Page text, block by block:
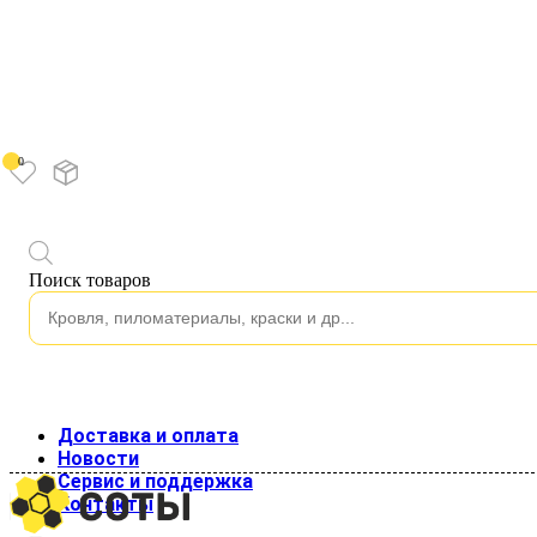
0
Поиск товаров
Каталог
Водосток
Изоляция
Строительные пленки
Кровельные материалы
Металлочерепица
Профнастил для кровли
Профнастил стеновой
Доставка и оплата
Новости
Сервис и поддержка
Контакты